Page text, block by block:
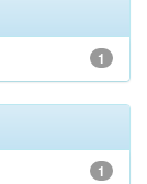
1
1